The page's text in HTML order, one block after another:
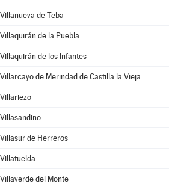
Villanueva de Teba
Villaquirán de la Puebla
Villaquirán de los Infantes
Villarcayo de Merindad de Castilla la Vieja
Villariezo
Villasandino
Villasur de Herreros
Villatuelda
Villaverde del Monte